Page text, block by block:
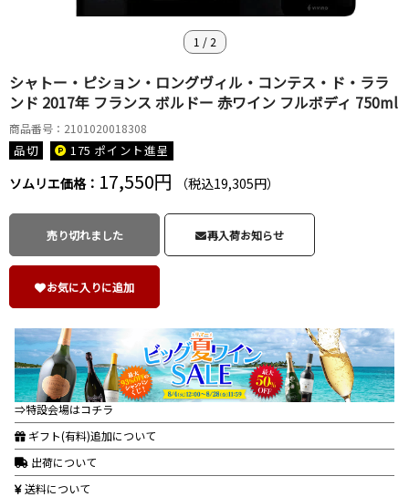
1 / 2
シャトー・ピション・ロングヴィル・コンテス・ド・ララ
ンド 2017年 フランス ボルドー 赤ワイン フルボディ 750ml
商品番号：2101020018308
品切 175 ポイント進呈
ソムリエ価格： 17,550円 （税込19,305円）
売り切れました 再入荷お知らせ
お気に入りに追加
⇒特設会場はコチラ
ギフト(有料)追加について
出荷について
送料について